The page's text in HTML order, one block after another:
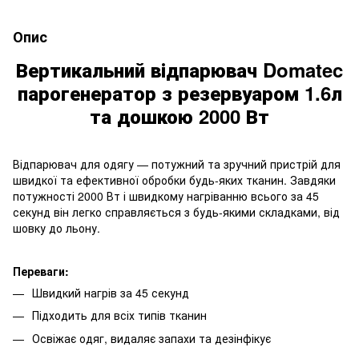
Опис
Вертикальний відпарювач Domatec
парогенератор з резервуаром 1.6л
та дошкою 2000 Вт
Відпарювач для одягу — потужний та зручний пристрій для
швидкої та ефективної обробки будь-яких тканин. Завдяки
потужності 2000 Вт і швидкому нагріванню всього за 45
секунд він легко справляється з будь-якими складками, від
шовку до льону.
Переваги:
Швидкий нагрів за 45 секунд
Підходить для всіх типів тканин
Освіжає одяг, видаляє запахи та дезінфікує